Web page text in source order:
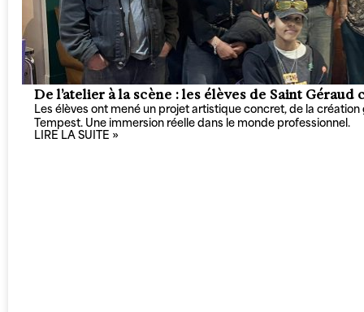
De l’atelier à la scène : les élèves de Saint
Les élèves ont mené un projet artistique concret, de la création
Tempest. Une immersion réelle dans le monde professionnel.
LIRE LA SUITE »